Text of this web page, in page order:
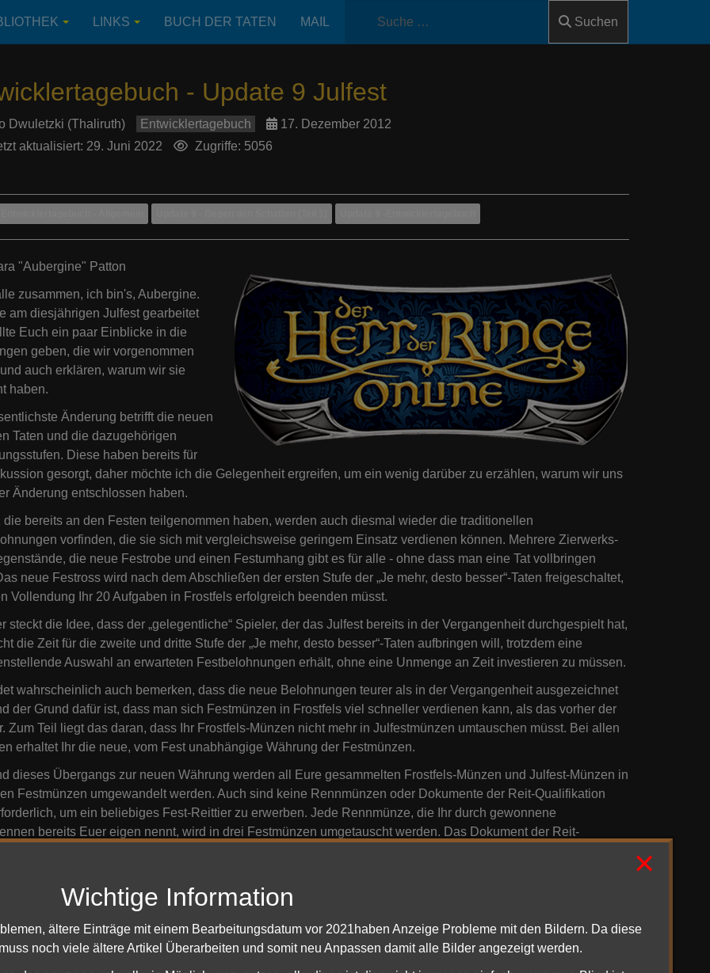
Suchen
LINKS BUCH DER TATEN MAIL
- Update 9 Julfest
Dwuletzki (Thaliruth) Entwicklertagebuch
17. Dezember 2012
aktualisiert: 29. Juni 2022
Zugriffe: 5056
"Aubergine" Patton
zusammen, ich bin's, Aubergine.
am diesjährigen Julfest gearbeitet
Euch ein paar Einblicke in die
geben, die wir vorgenommen
auch erklären, warum wir sie
haben.
Änderung betrifft die neuen
Taten und die dazugehörigen
Diese haben bereits für
gesorgt, daher möchte ich die Gelegenheit ergreifen, um ein wenig darüber zu erzählen, warum wir uns
Änderung entschlossen haben.
die bereits an den Festen teilgenommen haben, werden auch diesmal wieder die traditionellen
vorfinden, die sie sich mit vergleichsweise geringem Einsatz verdienen können. Mehrere Zierwerks-
die neue Festrobe und einen Festumhang gibt es für alle - ohne dass man eine Tat vollbringen
neue Festross wird nach dem Abschließen der ersten Stufe der „Je mehr, desto besser“-Taten freigeschaltet,
Vollendung Ihr 20 Aufgaben in Frostfels erfolgreich beenden müsst.
steckt die Idee, dass der „gelegentliche“ Spieler, der das Julfest bereits in der Vergangenheit durchgespielt hat,
die Zeit für die zweite und dritte Stufe der „Je mehr, desto besser“-Taten aufbringen will, trotzdem eine
Auswahl an erwarteten Festbelohnungen erhält, ohne eine Unmenge an Zeit investieren zu müssen.
wahrscheinlich auch bemerken, dass die neue Belohnungen teurer als in der Vergangenheit ausgezeichnet
der Grund dafür ist, dass man sich Festmünzen in Frostfels viel schneller verdienen kann, als das vorher der
Zum Teil liegt das daran, dass Ihr Frostfels-Münzen nicht mehr in Julfestmünzen umtauschen müsst. Bei allen
erhaltet Ihr die neue, vom Fest unabhängige Währung der Festmünzen.
dieses Übergangs zur neuen Währung werden all Eure gesammelten Frostfels-Münzen und Julfest-Münzen in
Festmünzen umgewandelt werden. Auch sind keine Rennmünzen oder Dokumente der Reit-Qualifikation
um ein beliebiges Fest-Reittier zu erwerben. Jede Rennmünze, die Ihr durch gewonnene
bereits Euer eigen nennt, wird in drei Festmünzen umgetauscht werden. Das Dokument der Reit-
Münzen) landen nun auch in Eurem Tausch-Sammelbeutel, unabhängig davon, ob Ihr in Besitz des
Tausch-Sammelbeutels seid oder nicht. Wenn Ihr Stapel von diesen in Eurem Bankfach aufbewahrt, so solltet
Euer Inventar übertragen, damit sie konvertiert werden können. Nach der Übertragung werden diese zunächst
Tausch-Sammelbeutel in ihrer ursprünglichen Währung angezeigt. Wenn Ihr Euch jedoch erneut
×
Wichtige Information
ältere Einträge mit einem Bearbeitungsdatum vor 2021haben Anzeige Probleme mit den Bildern. Da diese
noch viele ältere Artikel Überarbeiten und somit neu Anpassen damit alle Bilder angezeigt werden.